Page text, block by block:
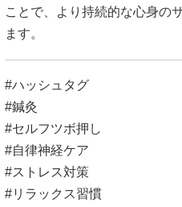
ことで、より持続的な心身の
ます。
#ハッシュタグ
#鍼灸
#セルフツボ押し
#自律神経ケア
#ストレス対策
#リラックス習慣